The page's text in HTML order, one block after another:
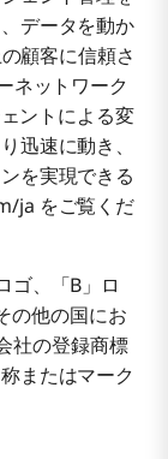
データを動か
顧客に信頼さ
ネットワーク
ントによる変
迅速に動き、
を実現できる
ja をご覧くだ
ゴ、「B」ロ
の他の国にお
社の登録商標
またはマーク